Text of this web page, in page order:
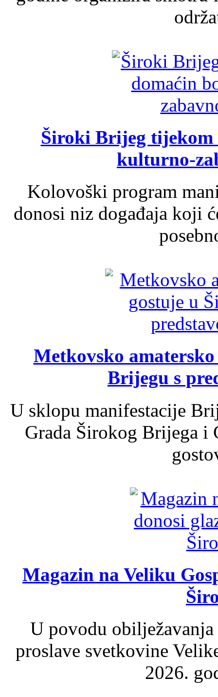
Široki Brijeg tijekom
kulturno-
Kolovoški program
donosi niz događaja koji
Metkovsko
Brijegu s
U sklopu manifestacije
Grada Širokog Brijega
Magazin na Veliku
U povodu
proslave svetkovine
2026.